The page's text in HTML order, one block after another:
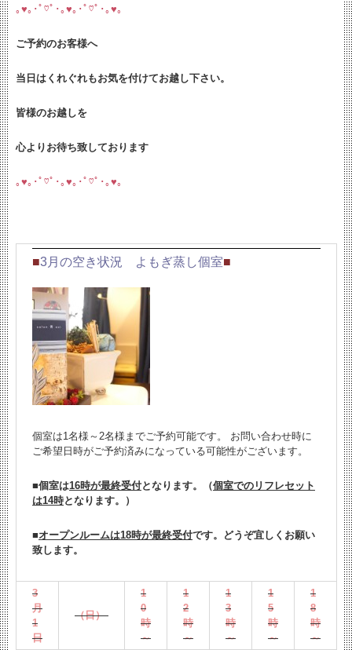
｡♥｡･ﾟ♡ﾟ･｡♥｡･ﾟ♡ﾟ･｡♥｡
ご予約のお客様へ
当日はくれぐれもお気を付けてお越し下さい。
皆様のお越しを
心よりお待ち致しております
｡♥｡･ﾟ♡ﾟ･｡♥｡･ﾟ♡ﾟ･｡♥｡
■3月の空き状況 よもぎ蒸し個室■
個室は1名様～2名様までご予約可能です。
お問い合わせ時に
ご希望日時がご予約済みになっている可能性がございます。
■個室は16時が最終受付となります。（個室でのリフレセット
は14時となります。）
■オープンルームは18時が最終受付です。どうぞ宜しくお願い
致します。
3
月
1
日
（日）
1
0
時
～
1
2
時
～
1
3
時
～
1
5
時
～
1
8
時
～